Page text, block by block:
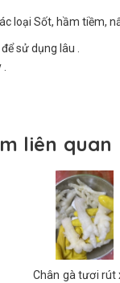
loại Sốt, hầm tiềm,
sử dụng lâu .
liên quan